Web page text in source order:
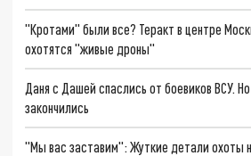
"Кротами" были все? Теракт в центре
охотятся "живые дроны"
Даня с Дашей спаслись от боевиков ВСУ.
закончились
"Мы вас заставим": Жуткие детали охоты